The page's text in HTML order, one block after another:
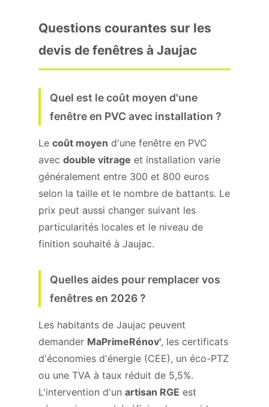
Questions courantes sur les
devis de fenêtres à Jaujac
Quel est le coût moyen d'une
fenêtre en PVC avec installation ?
Le coût moyen d'une fenêtre en PVC
avec double vitrage et installation varie
généralement entre 300 et 800 euros
selon la taille et le nombre de battants. Le
prix peut aussi changer suivant les
particularités locales et le niveau de
finition souhaité à Jaujac.
Quelles aides pour remplacer vos
fenêtres en 2026 ?
Les habitants de Jaujac peuvent
demander MaPrimeRénov', les certificats
d'économies d'énergie (CEE), un éco-PTZ
ou une TVA à taux réduit de 5,5%.
L'intervention d'un artisan RGE est